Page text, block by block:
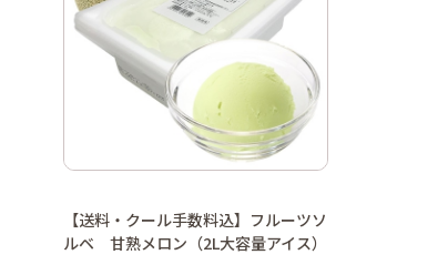
【送料・クール手数料込】フルーツソ
ルベ 甘熟メロン（2L大容量アイス）